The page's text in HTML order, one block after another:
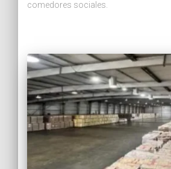
comedores sociales.